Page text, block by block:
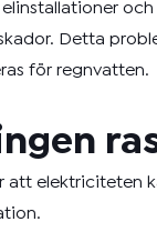
Detta
för regnvatten.
att elektriciteten